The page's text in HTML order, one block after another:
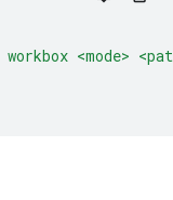
<mode>